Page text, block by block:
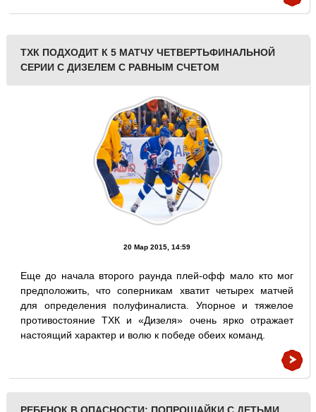
ТХК ПОДХОДИТ К 5 МАТЧУ ЧЕТВЕРТЬФИНАЛЬНОЙ
СЕРИИ С ДИЗЕЛЕМ С РАВНЫМ СЧЕТОМ
20 Мар 2015, 14:59
Еще до начала второго раунда плей-офф мало кто мог
предположить, что соперникам хватит четырех матчей
для определения полуфиналиста. Упорное и тяжелое
противостояние ТХК и «Дизеля» очень ярко отражает
настоящий характер и волю к победе обеих команд.